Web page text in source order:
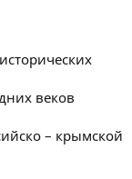
веков
– крымской